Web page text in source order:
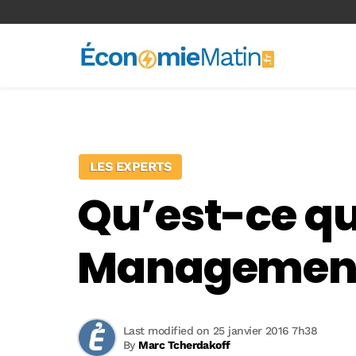
LES EXPERTS
Qu’est-ce
By Marc Tcherdakoff
Last modified on 25 janvier 2016 7h38